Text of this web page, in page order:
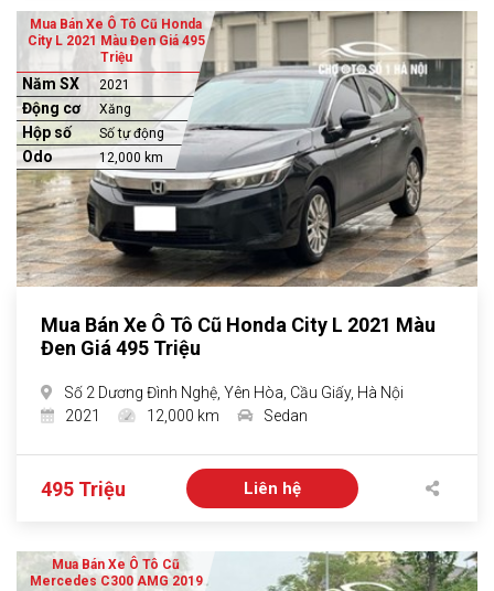
Mua Bán Xe Ô Tô Cũ Honda
City L 2021 Màu Đen Giá 495
Triệu
Năm SX 2021
Động cơ Xăng
Hộp số Số tự động
Odo 12,000 km
Mua Bán Xe Ô Tô Cũ Honda City L 2021 Màu
Đen Giá 495 Triệu
Số 2 Dương Đình Nghệ, Yên Hòa, Cầu Giấy, Hà Nội
2021
12,000 km Sedan
495 Triệu Liên hệ
Mua Bán Xe Ô Tô Cũ
Mercedes C300 AMG 2019